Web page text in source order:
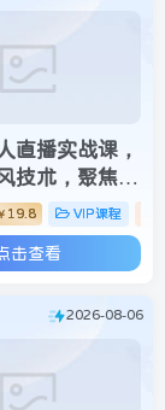
直播实战课，
技术，聚焦抖
台直播带货，
播变现之路
08月06日)
19.8 VIP课程
击查看
2026-08-06